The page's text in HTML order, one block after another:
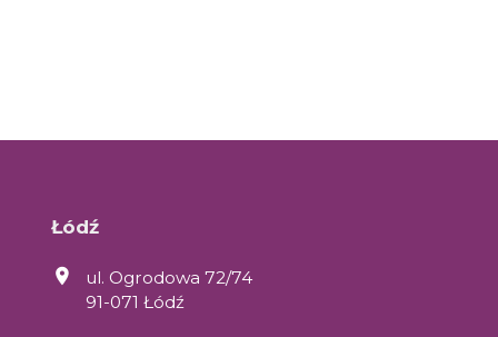
Łódź
ul. Ogrodowa 72/74
91-071 Łódź